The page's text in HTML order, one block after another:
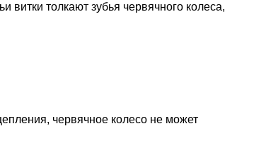
толкают зубья червячного колеса,
червячное колесо не может